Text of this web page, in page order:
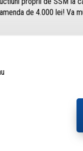
de 4.000 lei! Va